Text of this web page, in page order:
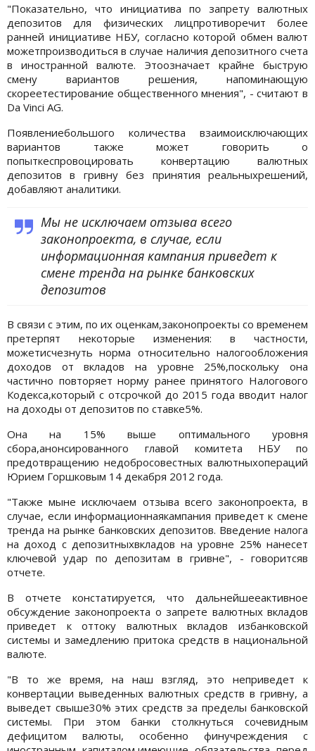
"Показательно, что инициатива по запрету валютных
депозитов для физических лицпротиворечит более
ранней инициативе НБУ, согласно которой обмен валют
можетпроизводиться в случае наличия депозитного счета
в иностранной валюте. Этоозначает крайне быструю
смену вариантов решения, напоминающую
скореетестирование общественного мнения", - считают в
Da Vinci AG.
Появлениебольшого количества взаимоисключающих
вариантов также может говорить о
попыткеспровоцировать конвертацию валютных
депозитов в гривну без принятия реальныхрешений,
добавляют аналитики.
Мы не исключаем отзыва всего
законопроекта, в случае, если
информационная кампания приведет к
смене тренда на рынке банковских
депозитов
В связи с этим, по их оценкам,законопроекты со временем
претерпят некоторые изменения: в частности,
можетисчезнуть норма относительно налогообложения
доходов от вкладов на уровне 25%,поскольку она
частично повторяет норму ранее принятого Налогового
Кодекса,который с отсрочкой до 2015 года вводит налог
на доходы от депозитов по ставке5%.
Она на 15% выше оптимального уровня
сбора,анонсированного главой комитета НБУ по
предотвращению недобросовестных валютныхопераций
Юрием Горшковым 14 декабря 2012 года.
"Также мыне исключаем отзыва всего законопроекта, в
случае, если информационнаякампания приведет к смене
тренда на рынке банковских депозитов. Введение налога
на доход с депозитныхвкладов на уровне 25% нанесет
ключевой удар по депозитам в гривне", - говоритсяв
отчете.
В отчете констатируется, что дальнейшееактивное
обсуждение законопроекта о запрете валютных вкладов
приведет к оттоку валютных вкладов избанковской
системы и замедлению притока средств в национальной
валюте.
"В то же время, на наш взгляд, это неприведет к
конвертации выведенных валютных средств в гривну, а
выведет свыше30% этих средств за пределы банковской
системы. При этом банки столкнуться сочевидным
дефицитом валюты, особенно финучреждения с